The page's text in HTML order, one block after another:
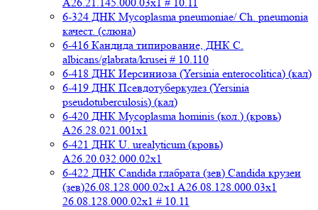
6-324 ДНК Mycoplasma pneumoniae/ Ch. pneumonia
качест. (слюна)
6-416 Кандида типирование, ДНК C.
albicans/glabrata/krusei # 10.110
6-418 ДНК Иерсиниоза (Yersinia enterocolitica) (кал)
6-419 ДНК Псевдотуберкулез (Yersinia
pseudotuberculosis) (кал)
6-420 ДНК Mycoplasma hominis (кол.) (кровь)
A26.28.021.001x1
6-421 ДНК U. urealyticum (кровь)
A26.20.032.000.02х1
6-422 ДНК Candida глабрата (зев) Candida крузеи
(зев)26.08.128.000.02x1 A26.08.128.000.03x1
26.08.128.000.02x1 # 10.11